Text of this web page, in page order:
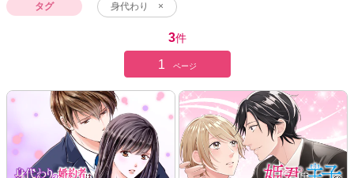
タグ 身代わり ×
3件
1 ページ